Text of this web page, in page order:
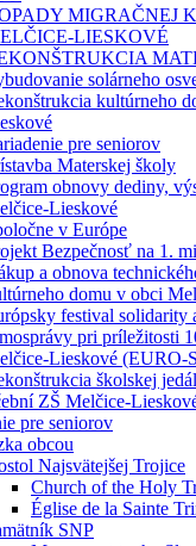
MIGRAČNEJ
LIESKOVÉ
solárneho
kultúrneho
pre seniorov
Materskej školy
obnovy dediny,
Lieskové
v Európe
Bezpečnosť na 1.
a obnova
domu v obci
festival solidarity
pri príležitosti
Lieskové (EURO-
školskej
ZŠ Melčice-
pre seniorov
obcou
Najsvätejšej Trojice
Church of the Holy
Église de la Sainte
SNP